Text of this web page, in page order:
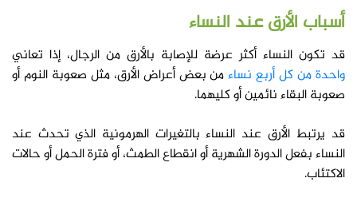
أسباب الأرق عند النساء
قد تكون النساء أكثر عرضة للإصابة بالأرق من الرجال، إذا تعاني
واحدة من كل أربع نساءمن بعض أعراض الأرق، مثل صعوبة النوم أو
صعوبة البقاء نائمين أو كليهما.
قد يرتبط الأرق عند النساء بالتغيرات الهرمونية الذي تحدث عند
النساء بفعل الدورة الشهرية أو انقطاع الطمث، أو فترة الحمل أو حالات
الاكتئاب.